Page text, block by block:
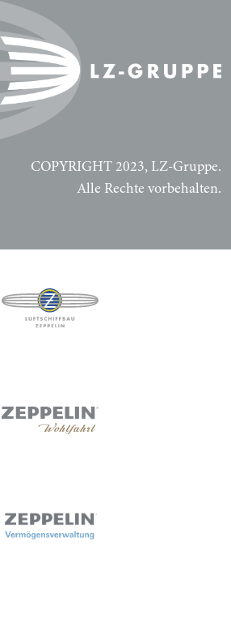
COPYRIGHT 2023, LZ-Gruppe.
Alle Rechte vorbehalten.